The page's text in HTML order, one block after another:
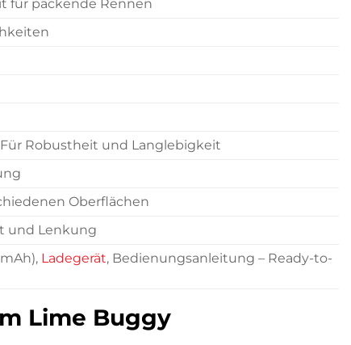
für packende Rennen
Robustheit und Langlebigkeit
Oberflächen
und Lenkung
Ladegerät, Bedienungsanleitung – Ready-to-
Lime Buggy